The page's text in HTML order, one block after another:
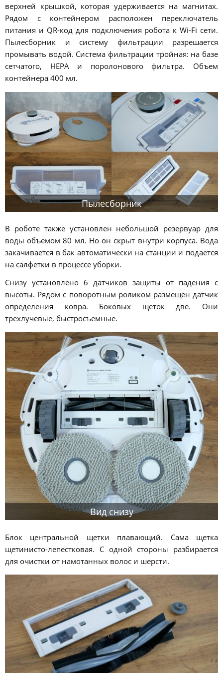
верхней крышкой, которая удерживается на магнитах.
Рядом с контейнером расположен переключатель
питания и QR-код для подключения робота к Wi-Fi сети.
Пылесборник и систему фильтрации разрешается
промывать водой. Система фильтрации тройная: на базе
сетчатого, HEPA и поролонового фильтра. Объем
контейнера 400 мл.
Пылесборник
В роботе также установлен небольшой резервуар для
воды объемом 80 мл. Но он скрыт внутри корпуса. Вода
закачивается в бак автоматически на станции и подается
на салфетки в процессе уборки.
Снизу установлено 6 датчиков защиты от падения с
высоты. Рядом с поворотным роликом размещен датчик
определения ковра. Боковых щеток две. Они
трехлучевые, быстросъемные.
Вид снизу
Блок центральной щетки плавающий. Сама щетка
щетинисто-лепестковая. С одной стороны разбирается
для очистки от намотанных волос и шерсти.